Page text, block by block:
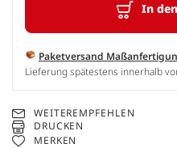
In
Paketversand
Lieferung spätestens innerhalb
WEITEREMPFEHLEN
DRUCKEN
MERKEN